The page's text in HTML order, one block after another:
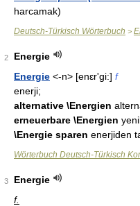
harcamak)
Deutsch-Türkisch Wörterbuch >
2
Energie
Energie <-n> [enɛr'gi:] f
enerji;
alternative \Energien
erneuerbare \Energien
\Energie sparen enerjiden
Wörterbuch Deutsch-Türkisch
3
Energie
f.